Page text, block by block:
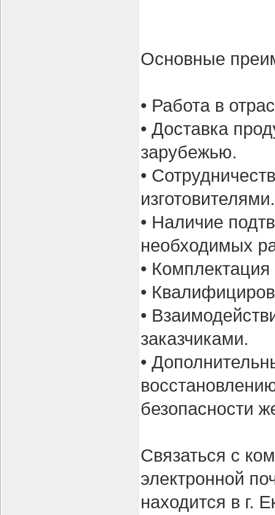
Основные
• Работа в
• Доставка
зарубежью.
•
изготовителями.
• Наличие
необходимых
•
•
•
заказчиками.
•
безопасности
Связаться с
электронной
находится в г.